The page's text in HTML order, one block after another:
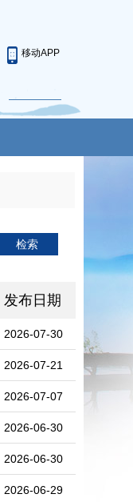
移动APP
发布日期
2026-07-30
2026-07-21
2026-07-07
2026-06-30
2026-06-30
2026-06-29